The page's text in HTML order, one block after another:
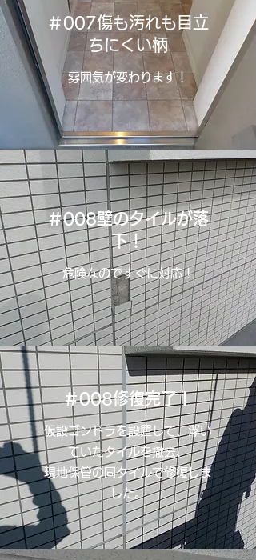
＃007傷も汚れも目立
ちにくい柄
雰囲気が変わります！
＃008壁のタイルが落
下！
危険なのですぐに対応！
＃008修復完了！
仮設ゴンドラを設置して、浮い
ていたタイルを撤去、
現地保管の同タイルで修復しま
した。